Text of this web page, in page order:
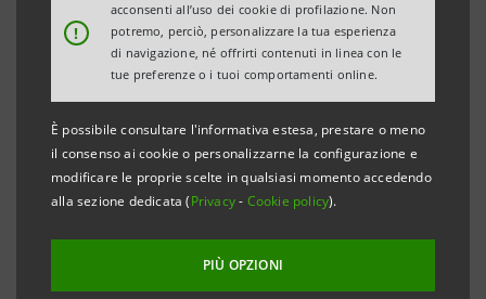
!
acconsenti all’uso dei cookie di profilazione. Non
potremo, perciò, personalizzare la tua esperienza
di navigazione, né offrirti contenuti in linea con le
tue preferenze o i tuoi comportamenti online.
È possibile consultare l'informativa estesa, prestare o meno
il consenso ai cookie o personalizzarne la configurazione e
modificare le proprie scelte in qualsiasi momento accedendo
alla sezione dedicata (Privacy- Cookie policy).
PIÙ OPZIONI
Su For Funding, la piattaforma di
crowdfunding di Intesa Sanpaolo, è attiva
una raccolta fondi dedicata al progetto
Obiettivo: 100.000 euro entro fine dicembre
Chiunque può donare e sostenere il
progetto dalla pagina web dedicata, che
mostra in tempo reale le somme raccolte: